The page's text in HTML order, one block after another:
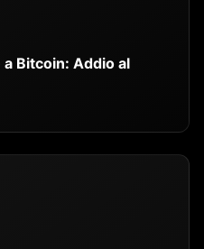
Bitcoin: Addio al